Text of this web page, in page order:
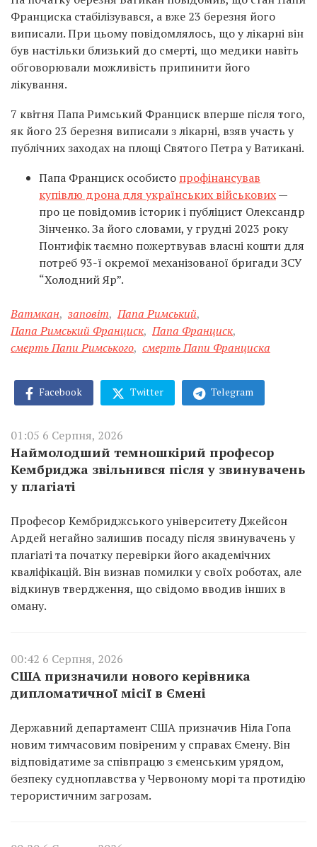
Франциска стабілізувався, а вже 23 березня його
виписали. При цьому повідомлялось, що у лікарні він
був настільки близький до смерті, що медики навіть
обговорювали можливість припинити його
лікування.
7 квітня Папа Римський Франциск вперше після того,
як його 23 березня виписали з лікарні, взяв участь у
публічних заходах на площі Святого Петра у Ватикані.
Папа Франциск особисто профінансував
купівлю дрона для українських військових—
про це повідомив історик і публіцист Олександр
Зінченко. За його словами, у грудні 2023 року
Понтифік таємно пожертвував власні кошти для
потреб 93-ї окремої механізованої бригади ЗСУ
“Холодний Яр”.
Ватмкан, заповіт, Папа Римський,
Папа Римський Франциск, Папа Франциск,
смерть Папи Римського, смерть Папи Франциска
Facebook Twitter Telegram
01:05 6 Серпня, 2026
Наймолодший темношкірий професор
Кембриджа звільнився після у звинувачень
у плагіаті
Професор Кембриджського університету Джейсон
Ардей негайно залишив посаду після звинувачень у
плагіаті та початку перевірки його академічних
кваліфікацій. Він визнав помилки у своїх роботах, але
відкинув твердження, що свідомо вводив інших в
оману.
00:42 6 Серпня, 2026
США призначили нового керівника
дипломатичної місії в Ємені
Державний департамент США призначив Ніла Гопа
новим тимчасовим повіреним у справах Ємену. Він
відповідатиме за співпрацю з єменським урядом,
безпеку судноплавства у Червоному морі та протидію
терористичним загрозам.